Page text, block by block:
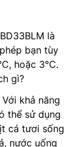
là
bạn tùy
hoặc 3℃.
gì?
khả năng
thể sử dụng
cá tươi sống
nước uống